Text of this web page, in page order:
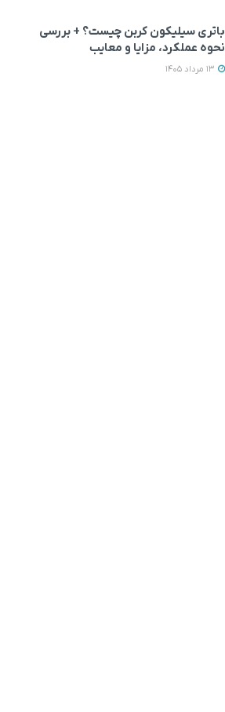
باتری سیلیکون کربن چیست؟ + بررسی
نحوه عملکرد، مزایا و معایب